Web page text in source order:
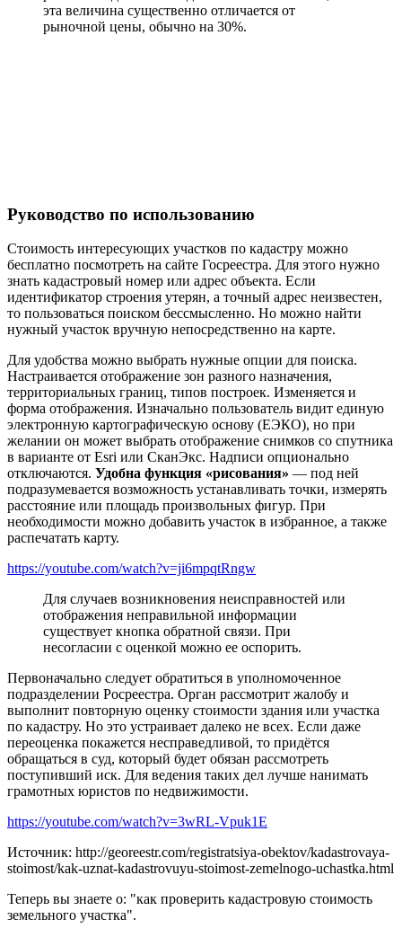
эта величина существенно отличается от
рыночной цены, обычно на 30%.
Руководство по использованию
Стоимость интересующих участков по кадастру можно
бесплатно посмотреть на сайте Госреестра. Для этого нужно
знать кадастровый номер или адрес объекта. Если
идентификатор строения утерян, а точный адрес неизвестен,
то пользоваться поиском бессмысленно. Но можно найти
нужный участок вручную непосредственно на карте.
Для удобства можно выбрать нужные опции для поиска.
Настраивается отображение зон разного назначения,
территориальных границ, типов построек. Изменяется и
форма отображения. Изначально пользователь видит единую
электронную картографическую основу (ЕЭКО), но при
желании он может выбрать отображение снимков со спутника
в варианте от Esri или СканЭкс. Надписи опционально
отключаются. Удобна функция «рисования» — под ней
подразумевается возможность устанавливать точки, измерять
расстояние или площадь произвольных фигур. При
необходимости можно добавить участок в избранное, а также
распечатать карту.
https://youtube.com/watch?v=ji6mpqtRngw
Для случаев возникновения неисправностей или
отображения неправильной информации
существует кнопка обратной связи. При
несогласии с оценкой можно ее оспорить.
Первоначально следует обратиться в уполномоченное
подразделении Росреестра. Орган рассмотрит жалобу и
выполнит повторную оценку стоимости здания или участка
по кадастру. Но это устраивает далеко не всех. Если даже
переоценка покажется несправедливой, то придётся
обращаться в суд, который будет обязан рассмотреть
поступивший иск. Для ведения таких дел лучше нанимать
грамотных юристов по недвижимости.
https://youtube.com/watch?v=3wRL-Vpuk1E
Источник: http://georeestr.com/registratsiya-obektov/kadastrovaya-
stoimost/kak-uznat-kadastrovuyu-stoimost-zemelnogo-uchastka.html
Теперь вы знаете о: "как проверить кадастровую стоимость
земельного участка".